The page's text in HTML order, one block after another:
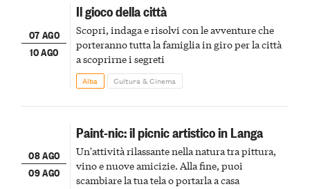
07 AGO
10 AGO
Il gioco della città
Scopri, indaga e risolvi con le avventure che
porteranno tutta la famiglia in giro per la città
a scoprirne i segreti
Alba Cultura & Cinema
08 AGO
09 AGO
Paint-nic: il picnic artistico in Langa
Un'attività rilassante nella natura tra pittura,
vino e nuove amicizie. Alla fine, puoi
scambiare la tua tela o portarla a casa